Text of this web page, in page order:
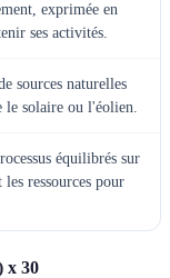
exprimée en
ses activités.
sources naturelles
le solaire ou l'éolien.
équilibrés sur
ressources pour
x 30